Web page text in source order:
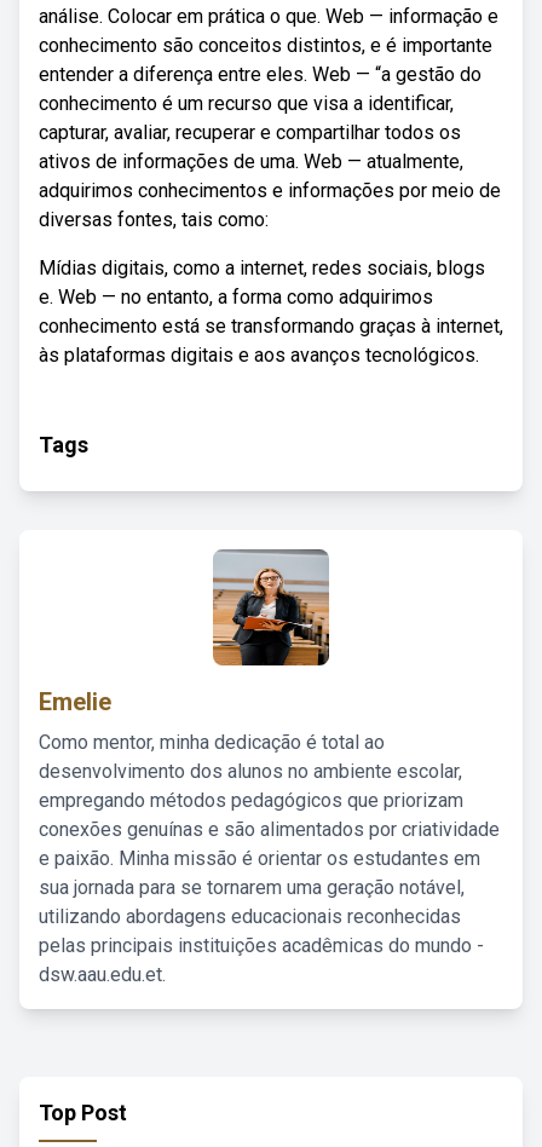
análise. Colocar em prática o que. Web — informação e
conhecimento são conceitos distintos, e é importante
entender a diferença entre eles. Web — “a gestão do
conhecimento é um recurso que visa a identificar,
capturar, avaliar, recuperar e compartilhar todos os
ativos de informações de uma. Web — atualmente,
adquirimos conhecimentos e informações por meio de
diversas fontes, tais como:
Mídias digitais, como a internet, redes sociais, blogs
e. Web — no entanto, a forma como adquirimos
conhecimento está se transformando graças à internet,
às plataformas digitais e aos avanços tecnológicos.
Tags
Emelie
Como mentor, minha dedicação é total ao
desenvolvimento dos alunos no ambiente escolar,
empregando métodos pedagógicos que priorizam
conexões genuínas e são alimentados por criatividade
e paixão. Minha missão é orientar os estudantes em
sua jornada para se tornarem uma geração notável,
utilizando abordagens educacionais reconhecidas
pelas principais instituições acadêmicas do mundo -
dsw.aau.edu.et.
Top Post